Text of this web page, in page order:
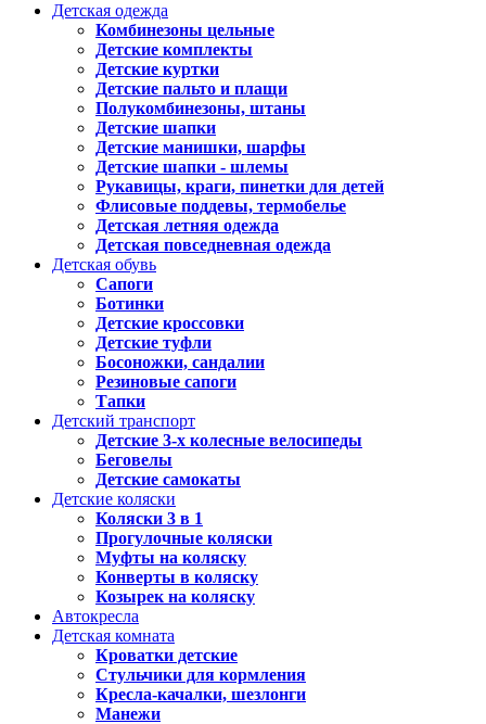
Детская одежда
Комбинезоны цельные
Детские комплекты
Детские куртки
Детские пальто и плащи
Полукомбинезоны, штаны
Детские шапки
Детские манишки, шарфы
Детские шапки - шлемы
Рукавицы, краги, пинетки для детей
Флисовые поддевы, термобелье
Детская летняя одежда
Детская повседневная одежда
Детская обувь
Сапоги
Ботинки
Детские кроссовки
Детские туфли
Босоножки, сандалии
Резиновые сапоги
Тапки
Детский транспорт
Детские 3-х колесные велосипеды
Беговелы
Детские самокаты
Детские коляски
Коляски 3 в 1
Прогулочные коляски
Муфты на коляску
Конверты в коляску
Козырек на коляску
Автокресла
Детская комната
Кроватки детские
Стульчики для кормления
Кресла-качалки, шезлонги
Манежи